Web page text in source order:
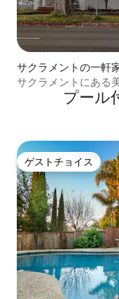
サクラメントの一軒
サクラメントにある
プール
ゲストチョイス
ゲストチョイス